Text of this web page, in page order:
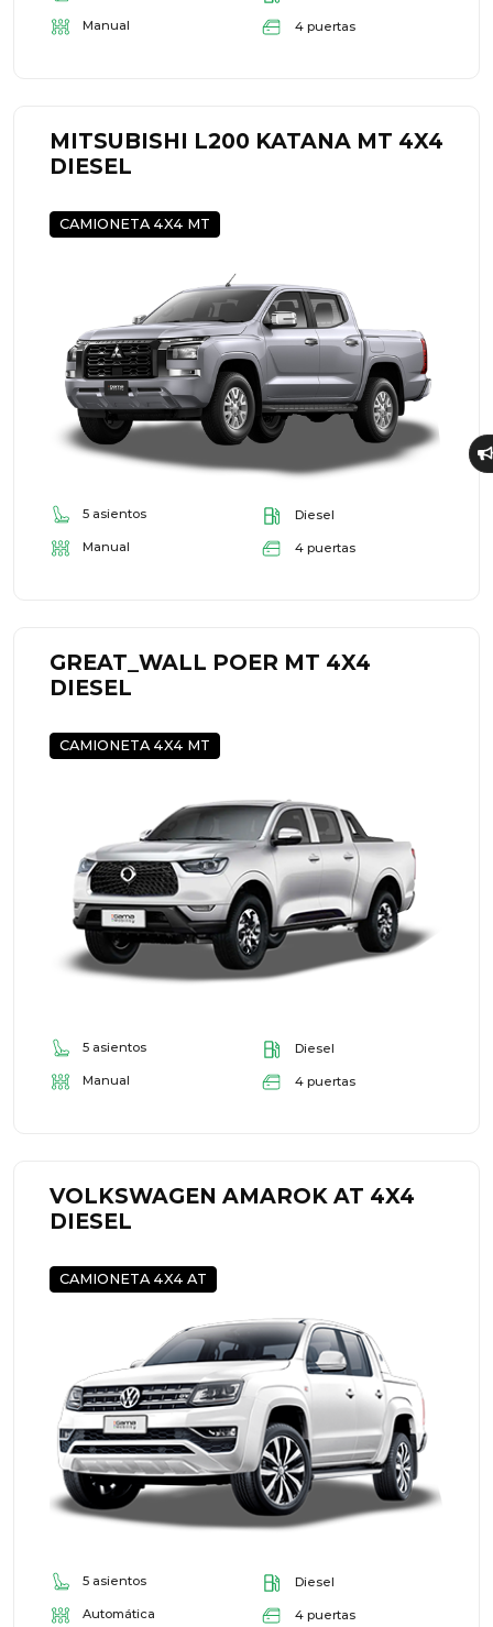
Manual 4 puertas
MITSUBISHI L200 KATANA MT 4X4
DIESEL
CAMIONETA 4X4 MT
5 asientos Diesel
Manual 4 puertas
GREAT_WALL POER MT 4X4
DIESEL
CAMIONETA 4X4 MT
5 asientos Diesel
Manual 4 puertas
VOLKSWAGEN AMAROK AT 4X4
DIESEL
CAMIONETA 4X4 AT
5 asientos Diesel
Automática 4 puertas